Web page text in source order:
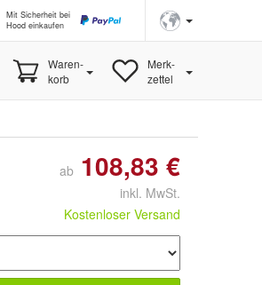
Mit Sicherheit bei
Hood einkaufen
Waren-
korb
Merk-
zettel
ab 108,83 €
inkl. MwSt.
Kostenloser Versand